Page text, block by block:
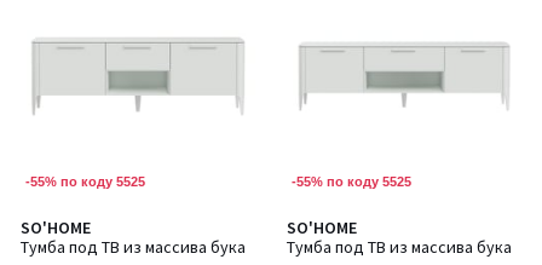
-55% по коду 5525
SO'HOME
Тумба под ТВ из массива бука
Количество
цветов:
-55% по коду 5525
SO'HOME
Тумба под ТВ из массива бука
Количество
цветов: